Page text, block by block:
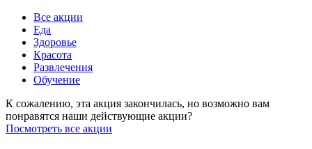
Все акции
Еда
Здоровье
Красота
Развлечения
Обучение
К сожалению, эта акция закончилась, но возможно вам
понравятся наши действующие акции?
Посмотреть все акции